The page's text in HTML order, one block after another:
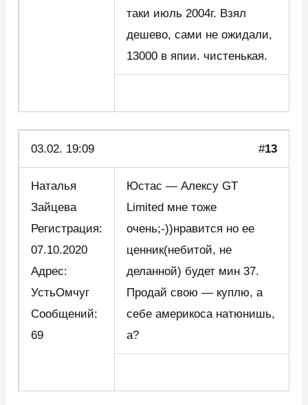
таки июль 2004г. Взял
дешево, сами не ожидали,
13000 в япии. чистенькая.
03.02. 19:09 #13
Наталья
Зайцева
Регистрация:
07.10.2020
Адрес:
УстьОмчуг
Сообщений:
69
Юстас — Алексу GT
Limited мне тоже
очень;-))нравится но ее
ценник(небитой, не
деланной) будет мин 37.
Продай свою — куплю, а
себе америкоса натюнишь,
а?